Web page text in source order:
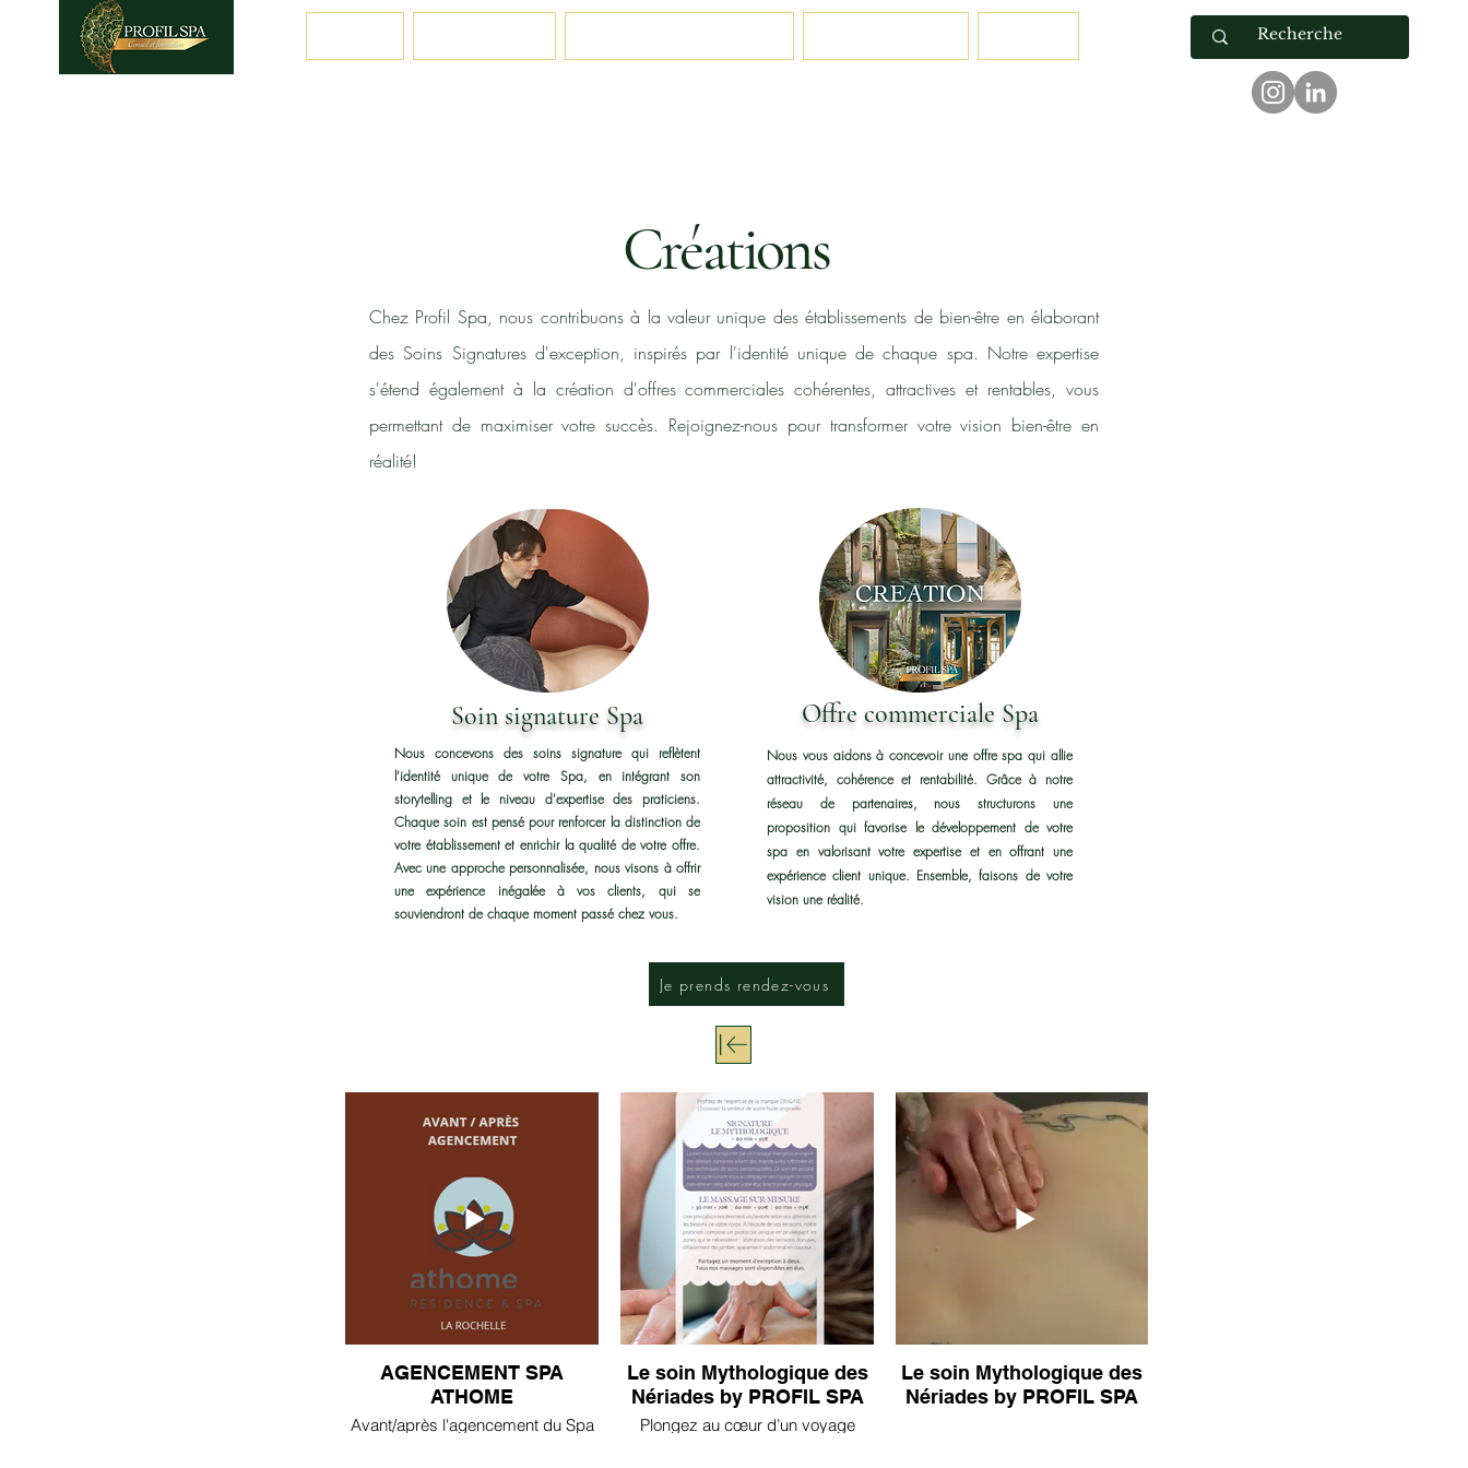
Créations
Chez Profil Spa, nous contribuons à la valeur unique des établissements de bien-être en élaborant
des Soins Signatures d'exception, inspirés par l'identité unique de chaque spa. Notre expertise
s'étend également à la création d'offres commerciales cohérentes, attractives et rentables, vous
permettant de maximiser votre succès. Rejoignez-nous pour transformer votre vision bien-être en
réalité!
Soin signature Spa
Nous concevons des soins signature qui reflètent
l'identité unique de votre Spa, en intégrant son
storytelling et le niveau d'expertise des praticiens.
Chaque soin est pensé pour renforcer la distinction de
votre établissement et enrichir la qualité de votre offre.
Avec une approche personnalisée, nous visons à offrir
une expérience inégalée à vos clients, qui se
souviendront de chaque moment passé chez vous.
Offre commerciale Spa
Nous vous aidons à concevoir une offre spa qui allie
attractivité, cohérence et rentabilité. Grâce à notre
réseau de partenaires, nous structurons une
proposition qui favorise le développement de votre
spa en valorisant votre expertise et en offrant une
expérience client unique. Ensemble, faisons de votre
vision une réalité.
Je prends rendez-vous
AGENCEMENT SPA
ATHOME
Avant/après l'agencement du Spa
Le soin Mythologique des
Nériades by PROFIL SPA
Plongez au cœur d’un voyage
Le soin Mythologique des
Nériades by PROFIL SPA